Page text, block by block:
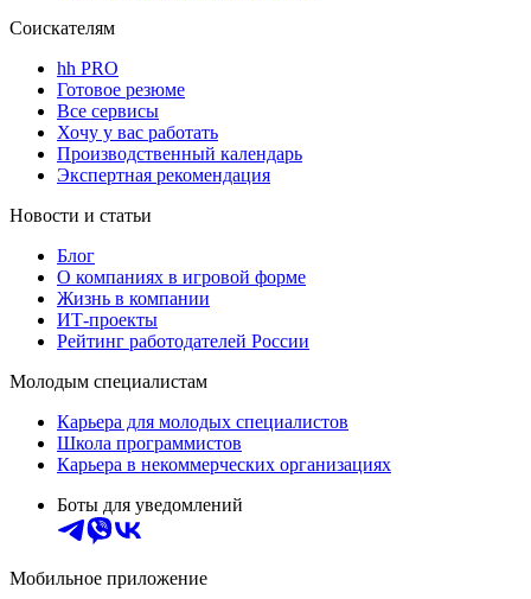
Соискателям
hh PRO
Готовое резюме
Все сервисы
Хочу у вас работать
Производственный календарь
Экспертная рекомендация
Новости и статьи
Блог
О компаниях в игровой форме
Жизнь в компании
ИТ-проекты
Рейтинг работодателей России
Молодым специалистам
Карьера для молодых специалистов
Школа программистов
Карьера в некоммерческих организациях
Боты для уведомлений
Мобильное приложение